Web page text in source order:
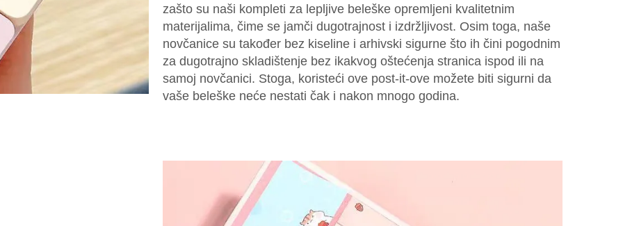
zašto su naši kompleti za lepljive beleške opremljeni kvalitetnim
materijalima, čime se jamči dugotrajnost i izdržljivost. Osim toga, naše
novčanice su također bez kiseline i arhivski sigurne što ih čini pogodnim
za dugotrajno skladištenje bez ikakvog oštećenja stranica ispod ili na
samoj novčanici. Stoga, koristeći ove post-it-ove možete biti sigurni da
vaše beleške neće nestati čak i nakon mnogo godina.